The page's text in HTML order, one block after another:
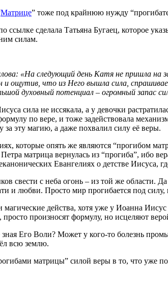
Матрице” тоже под крайнюю нужду
ссылке сделала Татьяна Бугаец, которое
силам.
«На следующий день Катя не пришла на
и ощутив, что из Него вышла сила,
духовный потенциал – огромный запас
сила не иссякала, а у девочки
по вере, и тоже задействовала
эту магию, а даже похвалил силу её веры.
которые опять же являются “прогибом
матрица вернулась из “прогиба”, ибо
Евангелиях о детстве Иисуса,
свести с неба огонь – из той же области.
и любви. Просто мир прогибается под силу,
магические действа, хотя уже у Иоанна
произносят формулу, но исцеляют
Его Воли? Может у кого-то болезнь
всю землю.
матрицы” силой веры в то, что уже